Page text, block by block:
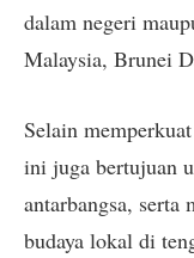
dalam negeri
Malaysia, Brunei
Selain
ini juga bertujuan
antarbangsa, serta
budaya lokal di